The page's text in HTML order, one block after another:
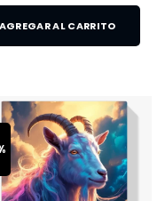
AGREGAR AL CARRITO